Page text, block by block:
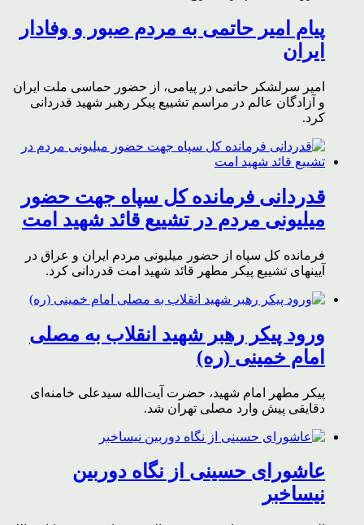
پیام امیر حاتمی به مردم صبور و وفادار
ایران
امیر سرلشکر حاتمی در پیامی، از حضور حماسی ملت ایران
و آزادگان عالم در مراسم تشییع پیکر رهبر شهید قدردانی
کرد.
قدردانی فرمانده کل سپاه جهت حضور
میلیونی مردم در تشییع قائد شهید امت
فرمانده کل سپاه از حضور میلیونی مردم ایران و عراق در
آیینهای تشییع پیکر مطهر قائد شهید امت قدردانی کرد.
ورود پیکر رهبر شهید انقلاب به مصلی
امام خمینی (ره)
پیکر مطهر امام شهید،‌ حضرت آیت‌الله سیدعلی خامنه‌ای
دقایقی پیش وارد مصلی تهران شد.
عاشورای حسینی از نگاه دوربین
نیساخبر